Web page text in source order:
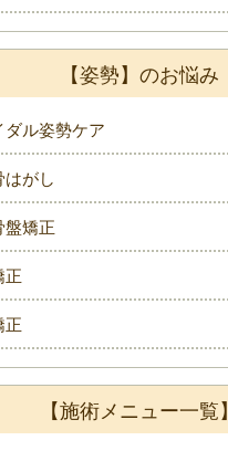
【姿勢】のお悩み
ダル姿勢ケア
はがし
盤矯正
正
正
【施術メニュー一覧】